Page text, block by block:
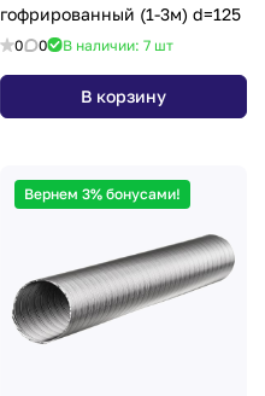
гофрированный (1-3м) d=125
0 0 В наличии: 7 шт
В корзину
Вернем 3% бонусами!